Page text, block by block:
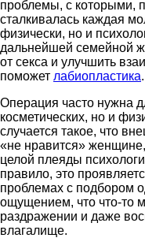
проблемы, с которыми,
сталкивалась каждая
физически, но и
дальнейшей семейной
от секса и улучшить
поможет лабиопластика.
Операция часто нужна
косметических, но и
случается такое, что
«не нравится»
целой плеяды
правило, это
проблемах с подбором
ощущением, что что-то
раздражении и даже
влагалище.